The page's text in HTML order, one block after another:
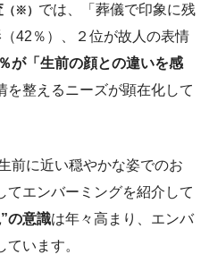
（※） では、「葬儀で印象に残
42％）、２位が故人の表情
が「生前の顔との違いを感
を整えるニーズが顕在化して
前に近い穏やかな姿でのお
てエンバーミングを紹介して
の意識は年々高まり、エンバ
います。